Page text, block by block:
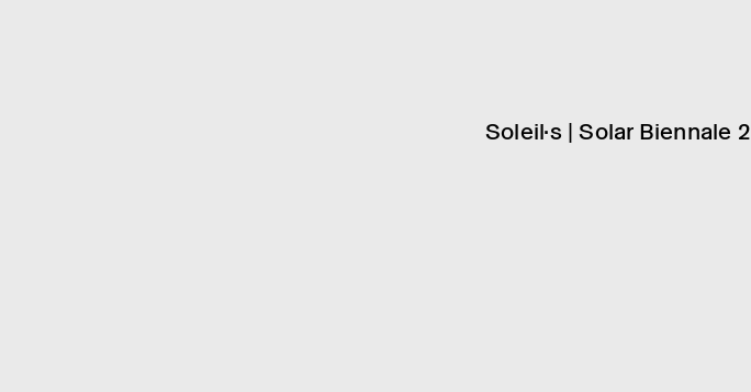
Soleil·s | Solar Bien­nale 2